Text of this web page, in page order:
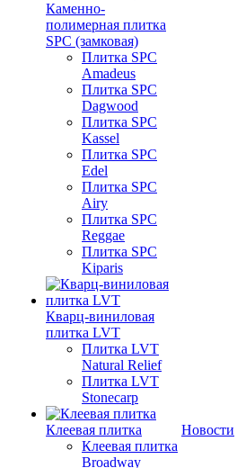
Каменно-
полимерная плитка
SPC (замковая)
Плитка SPC
Amadeus
Плитка SPC
Dagwood
Плитка SPC
Kassel
Плитка SPC
Edel
Плитка SPC
Airy
Плитка SPC
Reggae
Плитка SPC
Kiparis
Кварц-виниловая
плитка LVT
Плитка LVT
Natural Relief
Плитка LVT
Stonecarp
Клеевая плитка
Клеевая плитка
Broadway
Новости